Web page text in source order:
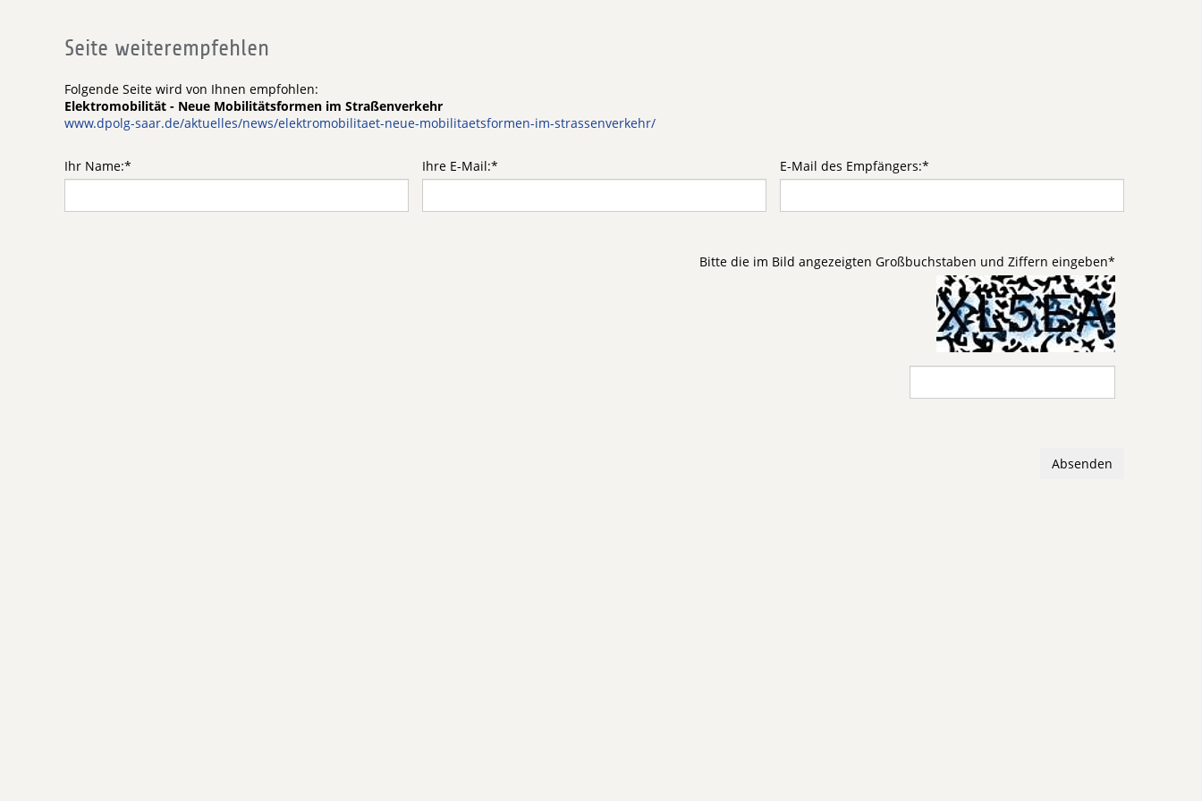
Seite weiterempfehlen
Folgende Seite wird von Ihnen empfohlen:
Elektromobilität - Neue Mobilitätsformen im Straßenverkehr
www.dpolg-saar.de/aktuelles/news/elektromobilitaet-neue-mobilitaetsformen-im-strassenverkehr/
Ihr Name:* Ihre E-Mail:* E-Mail des Empfängers:*
Bitte die im Bild angezeigten Großbuchstaben und Ziffern eingeben*
Absenden